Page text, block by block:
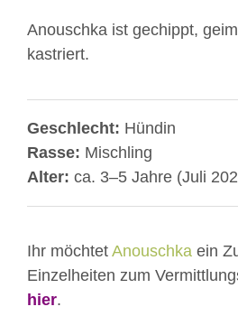
Anouschka ist gechippt,
kastriert.
Geschlecht: Hündin
Rasse: Mischling
Alter: ca. 3–5 Jahre (Juli
Ihr möchtet Anouschka ein
Einzelheiten zum
hier.